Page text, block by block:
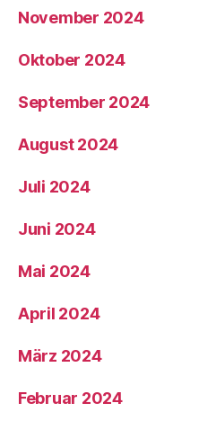
November 2024
Oktober 2024
September 2024
August 2024
Juli 2024
Juni 2024
Mai 2024
April 2024
März 2024
Februar 2024